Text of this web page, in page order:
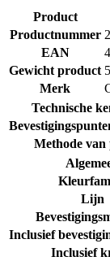
Product
Productnummer
EAN
Gewicht product
Merk
Technische
Methode van
Lijn
Inclusief
Inclusief